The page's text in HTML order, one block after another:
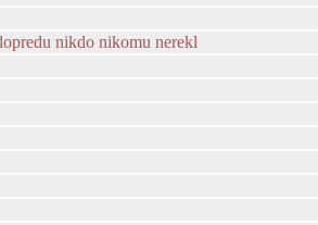
nikdo nikomu nerekl